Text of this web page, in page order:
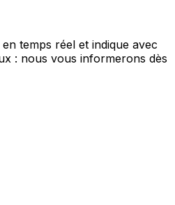
temps réel et indique avec
: nous vous informerons dès